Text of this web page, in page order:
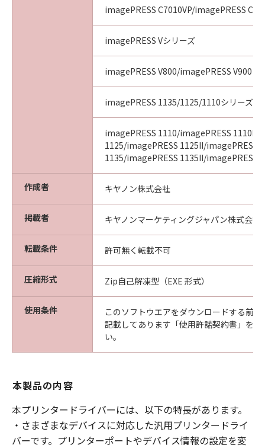
imagePRESS C7010VP/imagePRESS
imagePRESS Vシリーズ
imagePRESS V800/imagePRESS V900
imagePRESS 1135/1125/1110シリーズ
imagePRESS 1110/imagePRESS 1110II/
1125/imagePRESS 1125II/imagePRESS
1135/imagePRESS 1135II/imagePRESS
作成者 キヤノン株式会社
掲載者 キヤノンマーケティングジャパン株式会社
転載条件 許可無く転載不可
圧縮形式 Zip自己解凍型（EXE 形式）
使用条件
このソフトウエアをダウンロードする前
記載してあります「使用許諾契約書」を
い。
本製品の内容
本プリンタードライバーには、以下の特長があります。
・さまざまなデバイスに対応した汎用プリンタードライ
バーです。プリンターポートやデバイス情報の設定を変